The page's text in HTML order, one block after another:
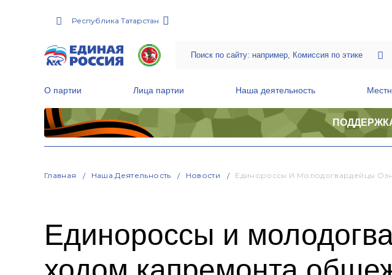
Республика Татарстан
О партии Лица партии Наша деятельность
Главная Наша Деятельность Новости Единороссы И Молодогвардейцы
Единороссы и